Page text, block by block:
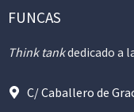
FUNCAS
Think tankdedicado a
C/ Caballero de